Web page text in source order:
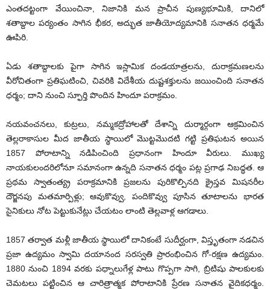
ఎంతదట్టంగా వేయించినా, నిజానికి మన ప్రాచీన పుణ్యభూమికి, దానిలో
శతాబ్దాల పర్యంతం సాగిన భీకర, అద్భుత జాతీయోద్యమానికి సనాతన ధర్మమే
ఊపిరి.
ఏడు శతాబ్దాలకు పైగా సాగిన ఇస్లామిక దండయాత్రలను, దురాక్రమణలను
వీరోచితంగా ప్రతిఘటించి, చివరికి విదేశీయ దుష్టశక్తులను జయించింది సనాతన
ధర్మం; దాని నుంచి స్ఫూర్తి పొందిన హిందూ పరాక్రమం.
నయవంచనలు, కుట్రలు, నమ్మకద్రోహాలతో దేశాన్ని దుర్మార్గంగా ఆక్రమించిన
తెల్లరాకాసుల మీద జాతీయ స్థాయిలో మొట్టమొదటి గట్టి ప్రతిఘటన అయిన
1857 పోరాటాన్ని నడిపించింది ప్రధానంగా హిందూ వీరులు. ముఖ్య
నాయకులందరిలోనూ సమానంగా ఉన్నది సనాతన ధర్మం పట్ల ప్రగాఢ నిబద్ధత. ఆ
ప్రథమ స్వాతంత్య్ర పరాక్రమానికి ప్రజలను పురికొల్పినది క్రైస్తవ మిషనరీల
దౌర్జనపు మతమార్పిళ్లు; ఆవుకొవ్వు, పందికొవ్వు పూసిన తూటాలను భారత
సైనికులు నోట పెట్టుకునేట్లు చేయటం లాంటి తెల్లవాళ్ల ఆగడాలు.
1857 తర్వాత మళ్లీ జాతీయ స్థాయిలో దానికంటే సుదీర్ఘంగా, విస్తృతంగా నడచిన
ప్రజా ఉద్యమం స్వామి దయానంద సరస్వతి ప్రారంభించిన గో-రక్షణ ఉద్యమం.
1880 నుంచి 1894 వరకు పధ్నాలుగేళ్ల పాటు గొప్పగా సాగి, బ్రిటిషు పాలకులకు
చెమటలు పట్టించిన ఆ చారిత్రాత్మక పోరాటానికి ప్రేరణ సనాతన వైదికధర్మం.